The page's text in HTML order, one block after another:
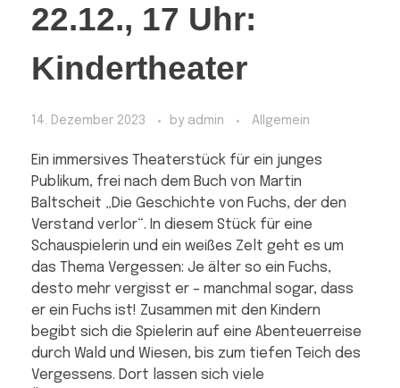
22.12., 17 Uhr:
Kindertheater
14. Dezember 2023 by admin Allgemein
Ein immersives Theaterstück für ein junges
Publikum, frei nach dem Buch von Martin
Baltscheit „Die Geschichte von Fuchs, der den
Verstand verlor“. In diesem Stück für eine
Schauspielerin und ein weißes Zelt geht es um
das Thema Vergessen: Je älter so ein Fuchs,
desto mehr vergisst er – manchmal sogar, dass
er ein Fuchs ist! Zusammen mit den Kindern
begibt sich die Spielerin auf eine Abenteuerreise
durch Wald und Wiesen, bis zum tiefen Teich des
Vergessens. Dort lassen sich viele